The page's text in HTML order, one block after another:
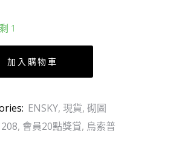
1
加入購物車
ENSKY, 現貨, 砌圖
208, 會員20點獎賞, 烏索普